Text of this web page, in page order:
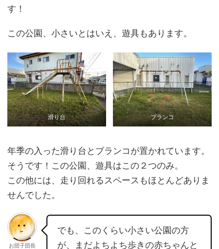
す！
この公園、小さいとはいえ、遊具もあります。
滑り台 ブランコ
年季の入った滑り台とブランコが置かれています。
そうです！この公園、遊具はこの２つのみ。
この他には、走り回れるスペースもほとんどありま
せんでした。
お団子団長
でも、このくらい小さい公園の方
が、まだよちよち歩きの赤ちゃんと